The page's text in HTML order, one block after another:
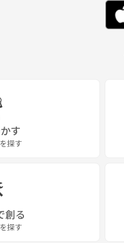
す
探す
創る
探す